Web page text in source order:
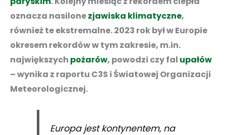
oznacza nasilonezjawiska klimatyczne,
również te ekstremalne. 2023 rok był w Europie
okresem rekordów w tym zakresie, m.in.
największych pożarów, powodzi czy fal upałów
– wynika z raportu C3S i Światowej Organizacji
Meteorologicznej.
Europa jest kontynentem, na